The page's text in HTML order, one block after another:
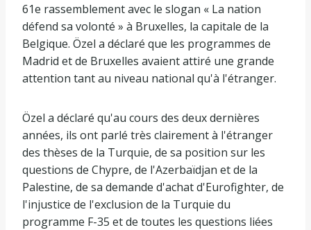
61e rassemblement avec le slogan « La nation
défend sa volonté » à Bruxelles, la capitale de la
Belgique. Özel a déclaré que les programmes de
Madrid et de Bruxelles avaient attiré une grande
attention tant au niveau national qu'à l'étranger.
Özel a déclaré qu'au cours des deux dernières
années, ils ont parlé très clairement à l'étranger
des thèses de la Turquie, de sa position sur les
questions de Chypre, de l'Azerbaïdjan et de la
Palestine, de sa demande d'achat d'Eurofighter, de
l'injustice de l'exclusion de la Turquie du
programme F-35 et de toutes les questions liées